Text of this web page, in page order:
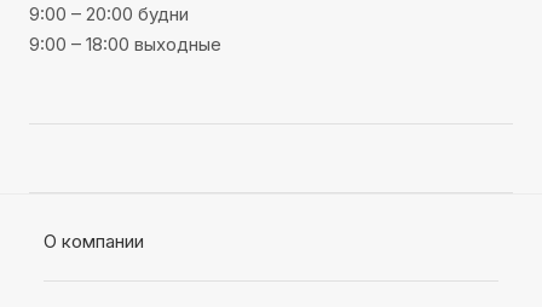
9:00 – 20:00 будни
9:00 – 18:00 выходные
О компании